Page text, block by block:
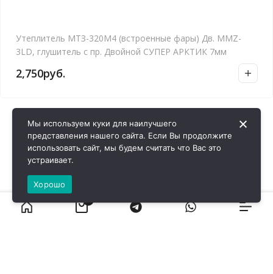
Утеплитель МТЗ-320М4 (встроенные фары) Дв. MMZ-
3LD, глушитель с пр. Двойной СУПЕР АРКТИК 7мм
2,750руб.
Мы используем куки для наилучшего
представления нашего сайта. Если Вы продолжите
использовать сайт, мы будем считать что Вас это
устраивает.
Хорошо